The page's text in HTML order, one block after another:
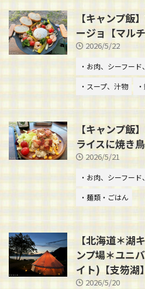
【キャンプ飯
ージョ【マル
2026/5/22
・お肉、シーフード
・スープ、汁物
【キャンプ飯
ライスに焼き
2026/5/21
・お肉、シーフード
・麺類・ごはん
【北海道＊湖
ンプ場＊ユニ
イト)【支笏湖
2026/5/20